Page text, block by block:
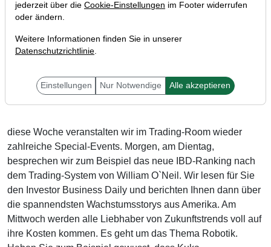
diese Woche veranstalten wir im Trading-Room wieder
zahlreiche Special-Events. Morgen, am Dientag,
besprechen wir zum Beispiel das neue IBD-Ranking nach
dem Trading-System von William O`Neil. Wir lesen für Sie
den Investor Business Daily und berichten Ihnen dann über
die spannendsten Wachstumsstorys aus Amerika. Am
Mittwoch werden alle Liebhaber von Zukunftstrends voll auf
ihre Kosten kommen. Es geht um das Thema Robotik.
jederzeit über die Cookie-Einstellungen im Footer widerrufen
oder ändern.
Weitere Informationen finden Sie in unserer
Datenschutzrichtlinie.
Einstellungen Nur Notwendige Alle akzeptieren